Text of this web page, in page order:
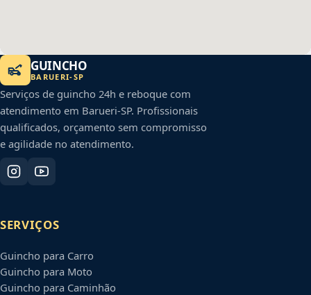
GUINCHO
BARUERI-SP
Serviços de guincho 24h e reboque com
atendimento em Barueri-SP. Profissionais
qualificados, orçamento sem compromisso
e agilidade no atendimento.
SERVIÇOS
Guincho para Carro
Guincho para Moto
Guincho para Caminhão